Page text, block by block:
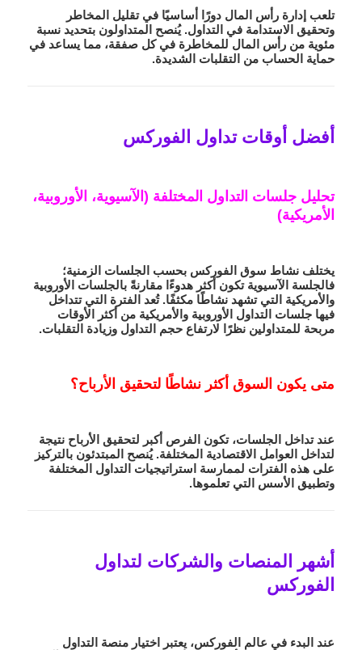
تلعب إدارة رأس المال دورًا أساسيًا في تقليل المخاطر
وتحقيق الاستدامة في التداول. يُنصح المتداولون بتحديد نسبة
مئوية من رأس المال للمخاطرة في كل صفقة، مما يساعد في
حماية الحساب من التقلبات الشديدة.
أفضل أوقات تداول الفوركس
تحليل جلسات التداول المختلفة (الآسيوية، الأوروبية،
الأمريكية)
يختلف نشاط سوق الفوركس بحسب الجلسات الزمنية؛
فالجلسة الآسيوية تكون أكثر هدوءًا مقارنةً بالجلسات الأوروبية
والأمريكية التي تشهد نشاطًا مكثفًا. تُعد الفترة التي تتداخل
فيها جلسات التداول الأوروبية والأمريكية من أكثر الأوقات
مربحة للمتداولين نظرًا لارتفاع حجم التداول وزيادة التقلبات.
متى يكون السوق أكثر نشاطًا لتحقيق الأرباح؟
عند تداخل الجلسات، تكون الفرص أكبر لتحقيق الأرباح نتيجة
لتداخل العوامل الاقتصادية المختلفة. يُنصح المبتدئون بالتركيز
على هذه الفترات لممارسة استراتيجيات التداول المختلفة
وتطبيق الأسس التي تعلموها.
أشهر المنصات والشركات لتداول
الفوركس
عند البدء في عالم الفوركس، يعتبر اختيار منصة التداول